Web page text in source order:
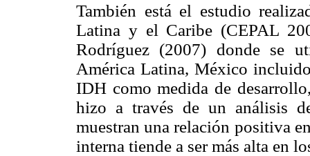
También está el estudio
Latina y el Caribe (CEPAL
Rodríguez (2007) donde se
América Latina, México
IDH como medida de
hizo a través de un análisis
muestran una relación positiva
interna tiende a ser más alta en